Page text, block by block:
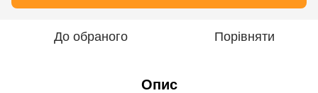
До обраного Порівняти
Опис